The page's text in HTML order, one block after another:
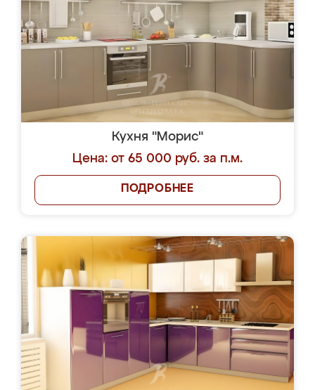
Кухня "Морис"
Цена: от 65 000 руб. за п.м.
ПОДРОБНЕЕ